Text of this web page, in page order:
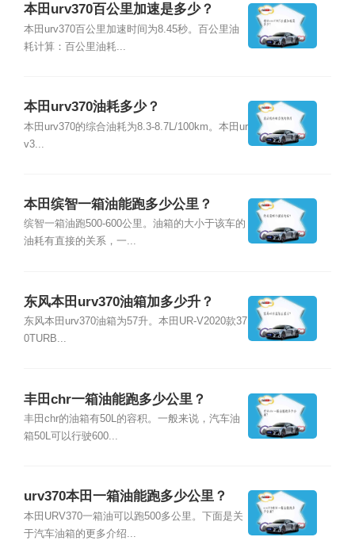
本田urv370百公里加速是多少？
本田urv370百公里加速时间为8.45秒。百公里油
耗计算：百公里油耗...
本田urv370油耗多少？
本田urv370的综合油耗为8.3-8.7L/100km。本田ur
v3...
本田缤智一箱油能跑多少公里？
缤智一箱油跑500-600公里。油箱的大小于该车的
油耗有直接的关系，一...
东风本田urv370油箱加多少升？
东风本田urv370油箱为57升。本田UR-V2020款37
0TURB...
丰田chr一箱油能跑多少公里？
丰田chr的油箱有50L的容积。一般来说，汽车油
箱50L可以行驶600...
urv370本田一箱油能跑多少公里？
本田URV370一箱油可以跑500多公里。下面是关
于汽车油箱的更多介绍...